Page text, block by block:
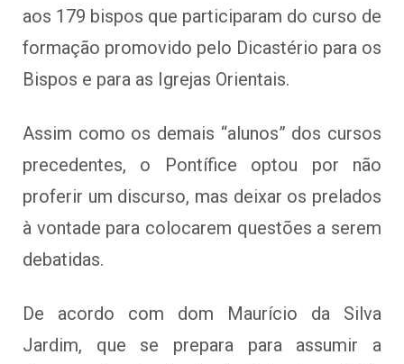
aos 179 bispos que participaram do curso de
formação promovido pelo Dicastério para os
Bispos e para as Igrejas Orientais.
Assim como os demais “alunos” dos cursos
precedentes, o Pontífice optou por não
proferir um discurso, mas deixar os prelados
à vontade para colocarem questões a serem
debatidas.
De acordo com dom Maurício da Silva
Jardim, que se prepara para assumir a